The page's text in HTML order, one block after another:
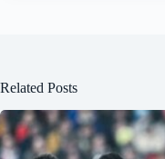
Related Posts